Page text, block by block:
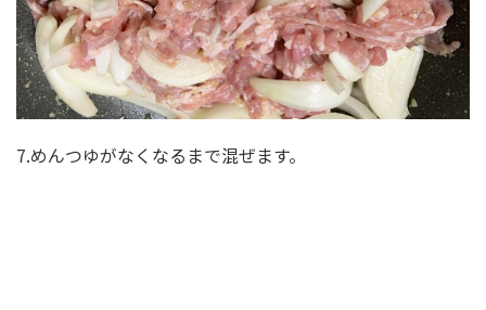
7.めんつゆがなくなるまで混ぜます。